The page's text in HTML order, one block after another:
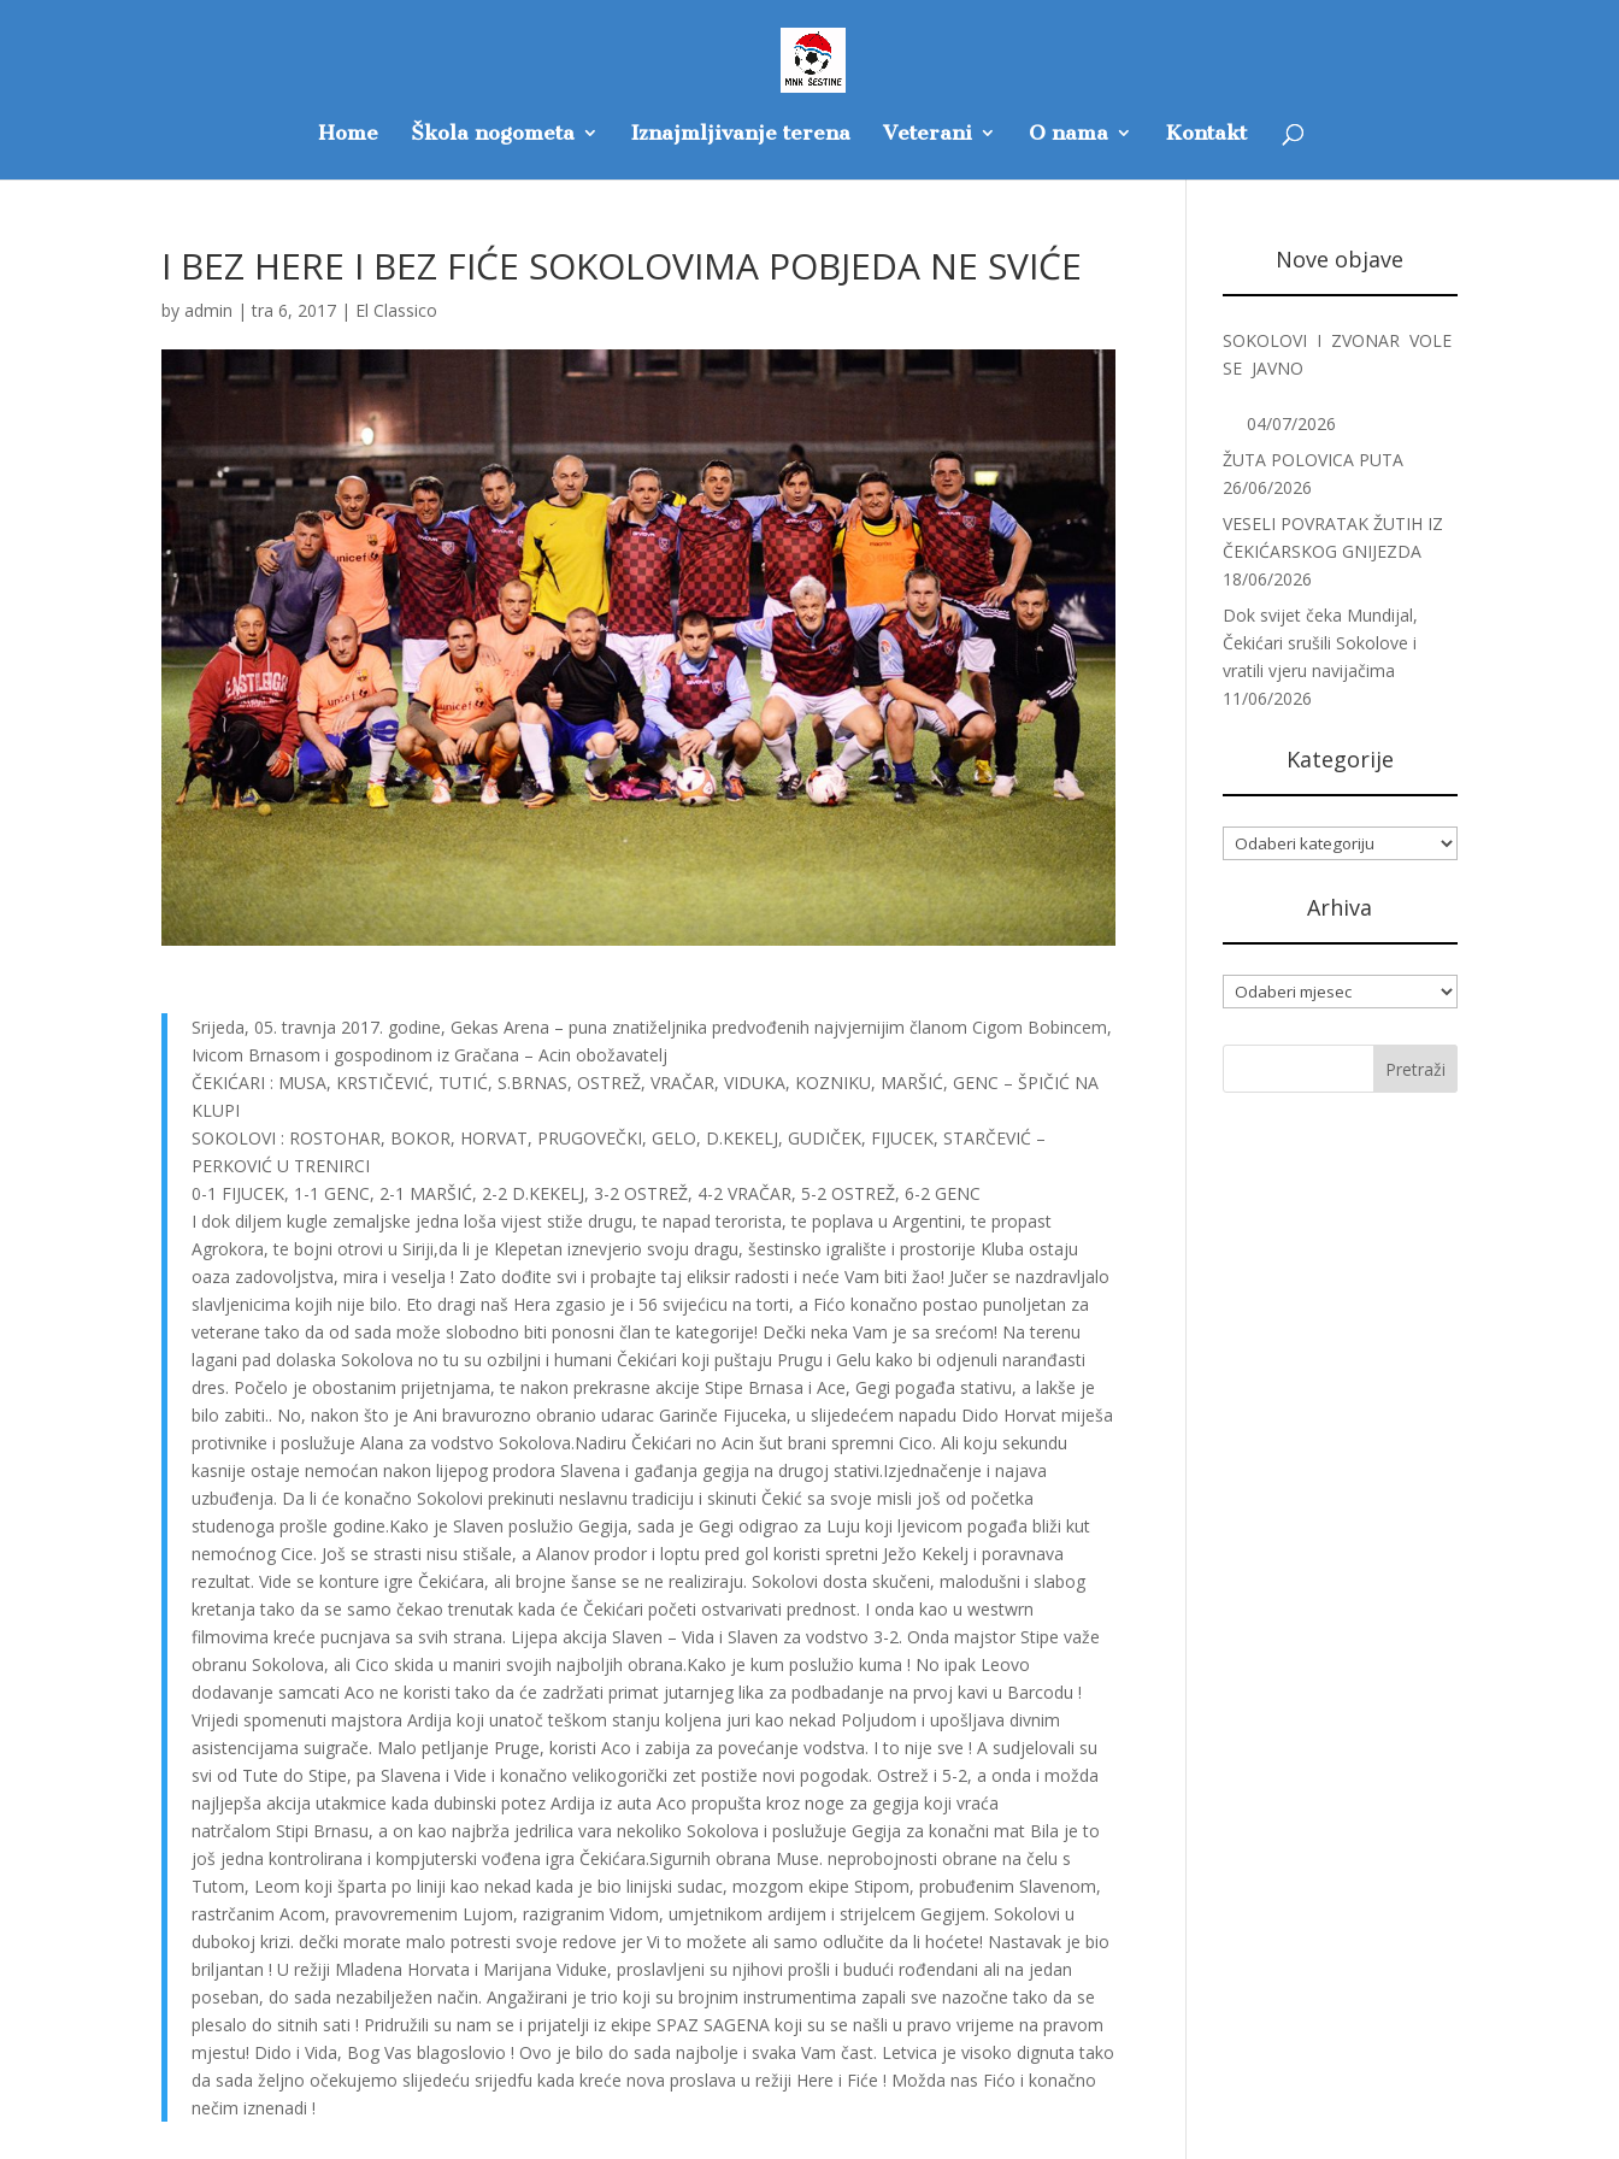
Home Škola nogometa Iznajmljivanje terena Veterani O nama Kontakt
I BEZ HERE I BEZ FIĆE SOKOLOVIMA POBJEDA NE SVIĆE
by admin |tra 6, 2017 | El Classico
Srijeda, 05. travnja 2017. godine, Gekas Arena – puna znatiželjnika predvođenih najvjernijim članom Cigom Bobincem,
Ivicom Brnasom i gospodinom iz Gračana – Acin obožavatelj
ČEKIĆARI : MUSA, KRSTIČEVIĆ, TUTIĆ, S.BRNAS, OSTREŽ, VRAČAR, VIDUKA, KOZNIKU, MARŠIĆ, GENC – ŠPIČIĆ NA
KLUPI
SOKOLOVI : ROSTOHAR, BOKOR, HORVAT, PRUGOVEČKI, GELO, D.KEKELJ, GUDIČEK, FIJUCEK, STARČEVIĆ –
PERKOVIĆ U TRENIRCI
0-1 FIJUCEK, 1-1 GENC, 2-1 MARŠIĆ, 2-2 D.KEKELJ, 3-2 OSTREŽ, 4-2 VRAČAR, 5-2 OSTREŽ, 6-2 GENC
I dok diljem kugle zemaljske jedna loša vijest stiže drugu, te napad terorista, te poplava u Argentini, te propast
Agrokora, te bojni otrovi u Siriji,da li je Klepetan iznevjerio svoju dragu, šestinsko igralište i prostorije Kluba ostaju
oaza zadovoljstva, mira i veselja ! Zato dođite svi i probajte taj eliksir radosti i neće Vam biti žao! Jučer se nazdravljalo
slavljenicima kojih nije bilo. Eto dragi naš Hera zgasio je i 56 svijećicu na torti, a Fićo konačno postao punoljetan za
veterane tako da od sada može slobodno biti ponosni član te kategorije! Dečki neka Vam je sa srećom! Na terenu
lagani pad dolaska Sokolova no tu su ozbiljni i humani Čekićari koji puštaju Prugu i Gelu kako bi odjenuli naranđasti
dres. Počelo je obostanim prijetnjama, te nakon prekrasne akcije Stipe Brnasa i Ace, Gegi pogađa stativu, a lakše je
bilo zabiti.. No, nakon što je Ani bravurozno obranio udarac Garinče Fijuceka, u slijedećem napadu Dido Horvat miješa
protivnike i poslužuje Alana za vodstvo Sokolova.Nadiru Čekićari no Acin šut brani spremni Cico. Ali koju sekundu
kasnije ostaje nemoćan nakon lijepog prodora Slavena i gađanja gegija na drugoj stativi.Izjednačenje i najava
uzbuđenja. Da li će konačno Sokolovi prekinuti neslavnu tradiciju i skinuti Čekić sa svoje misli još od početka
studenoga prošle godine.Kako je Slaven poslužio Gegija, sada je Gegi odigrao za Luju koji ljevicom pogađa bliži kut
nemoćnog Cice. Još se strasti nisu stišale, a Alanov prodor i loptu pred gol koristi spretni Ježo Kekelj i poravnava
rezultat. Vide se konture igre Čekićara, ali brojne šanse se ne realiziraju. Sokolovi dosta skučeni, malodušni i slabog
kretanja tako da se samo čekao trenutak kada će Čekićari početi ostvarivati prednost. I onda kao u westwrn
filmovima kreće pucnjava sa svih strana. Lijepa akcija Slaven – Vida i Slaven za vodstvo 3-2. Onda majstor Stipe važe
obranu Sokolova, ali Cico skida u maniri svojih najboljih obrana.Kako je kum poslužio kuma ! No ipak Leovo
dodavanje samcati Aco ne koristi tako da će zadržati primat jutarnjeg lika za podbadanje na prvoj kavi u Barcodu !
Vrijedi spomenuti majstora Ardija koji unatoč teškom stanju koljena juri kao nekad Poljudom i upošljava divnim
asistencijama suigrače. Malo petljanje Pruge, koristi Aco i zabija za povećanje vodstva. I to nije sve ! A sudjelovali su
svi od Tute do Stipe, pa Slavena i Vide i konačno velikogorički zet postiže novi pogodak. Ostrež i 5-2, a onda i možda
najljepša akcija utakmice kada dubinski potez Ardija iz auta Aco propušta kroz noge za gegija koji vraća
natrčalom Stipi Brnasu, a on kao najbrža jedrilica vara nekoliko Sokolova i poslužuje Gegija za konačni mat Bila je to
još jedna kontrolirana i kompjuterski vođena igra Čekićara.Sigurnih obrana Muse. neprobojnosti obrane na čelu s
Tutom, Leom koji šparta po liniji kao nekad kada je bio linijski sudac, mozgom ekipe Stipom, probuđenim Slavenom,
rastrčanim Acom, pravovremenim Lujom, razigranim Vidom, umjetnikom ardijem i strijelcem Gegijem. Sokolovi u
dubokoj krizi. dečki morate malo potresti svoje redove jer Vi to možete ali samo odlučite da li hoćete! Nastavak je bio
briljantan ! U režiji Mladena Horvata i Marijana Viduke, proslavljeni su njihovi prošli i budući rođendani ali na jedan
poseban, do sada nezabilježen način. Angažirani je trio koji su brojnim instrumentima zapali sve nazočne tako da se
plesalo do sitnih sati ! Pridružili su nam se i prijatelji iz ekipe SPAZ SAGENA koji su se našli u pravo vrijeme na pravom
mjestu! Dido i Vida, Bog Vas blagoslovio ! Ovo je bilo do sada najbolje i svaka Vam čast. Letvica je visoko dignuta tako
da sada željno očekujemo slijedeću srijedfu kada kreće nova proslava u režiji Here i Fiće ! Možda nas Fićo i konačno
nečim iznenadi !
Nove objave
SOKOLOVI I ZVONAR VOLE
SE JAVNO
04/07/2026
ŽUTA POLOVICA PUTA
26/06/2026
VESELI POVRATAK ŽUTIH IZ
ČEKIĆARSKOG GNIJEZDA
18/06/2026
Dok svijet čeka Mundijal,
Čekićari srušili Sokolove i
vratili vjeru navijačima
11/06/2026
Kategorije
Kategorije
Arhiva
Arhiva